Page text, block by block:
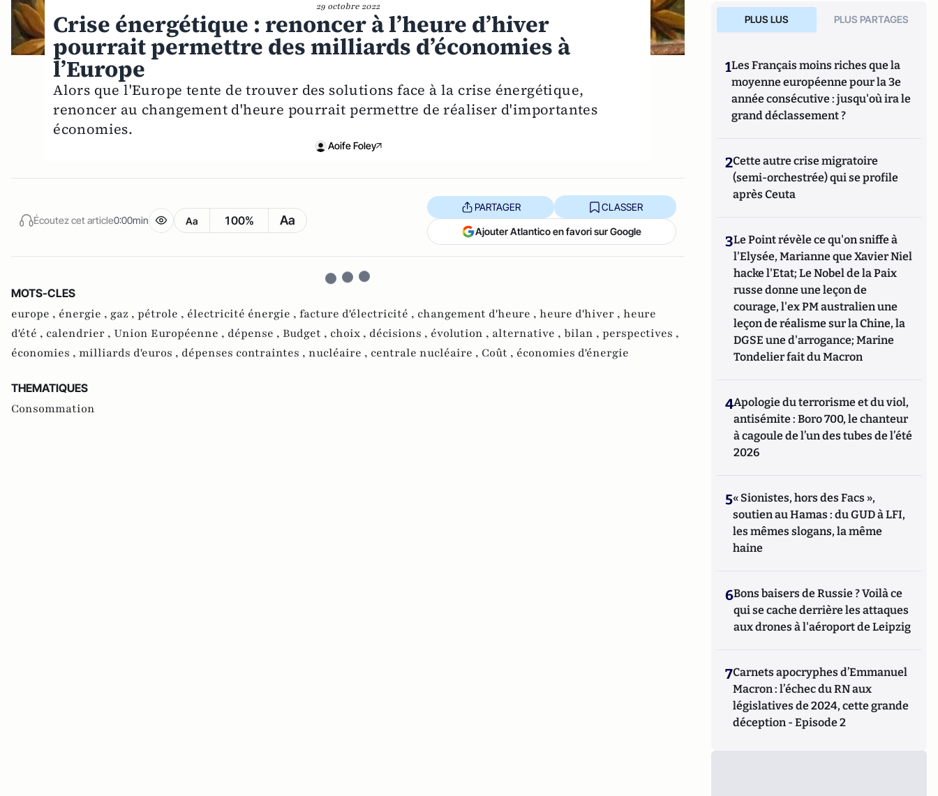
29 octobre 2022
Crise énergétique : renoncer à l’heure d’hiver
pourrait permettre des milliards d’économies à
l’Europe
Alors que l'Europe tente de trouver des solutions face à la crise énergétique,
renoncer au changement d'heure pourrait permettre de réaliser d'importantes
économies.
Aoife Foley
Écoutez cet article0:00min Aa 100% Aa
PARTAGER CLASSER
Ajouter Atlantico en favori sur Google
MOTS-CLES
europe , énergie , gaz , pétrole , électricité énergie , facture d'électricité , changement d'heure , heure d'hiver , heure
d'été , calendrier , Union Européenne , dépense , Budget , choix , décisions , évolution , alternative , bilan , perspectives ,
économies , milliards d'euros , dépenses contraintes , nucléaire , centrale nucléaire , Coût , économies d'énergie
THEMATIQUES
Consommation
PLUS LUS PLUS PARTAGES
1Les Français moins riches que la
moyenne européenne pour la 3e
année consécutive : jusqu'où ira le
grand déclassement ?
2Cette autre crise migratoire
(semi-orchestrée) qui se profile
après Ceuta
3Le Point révèle ce qu'on sniffe à
l'Elysée, Marianne que Xavier Niel
hacke l'Etat; Le Nobel de la Paix
russe donne une leçon de
courage, l'ex PM australien une
leçon de réalisme sur la Chine, la
DGSE une d'arrogance; Marine
Tondelier fait du Macron
4Apologie du terrorisme et du viol,
antisémite : Boro 700, le chanteur
à cagoule de l’un des tubes de l’été
2026
5« Sionistes, hors des Facs »,
soutien au Hamas : du GUD à LFI,
les mêmes slogans, la même
haine
6Bons baisers de Russie ? Voilà ce
qui se cache derrière les attaques
aux drones à l'aéroport de Leipzig
7Carnets apocryphes d’Emmanuel
Macron : l’échec du RN aux
législatives de 2024, cette grande
déception - Episode 2